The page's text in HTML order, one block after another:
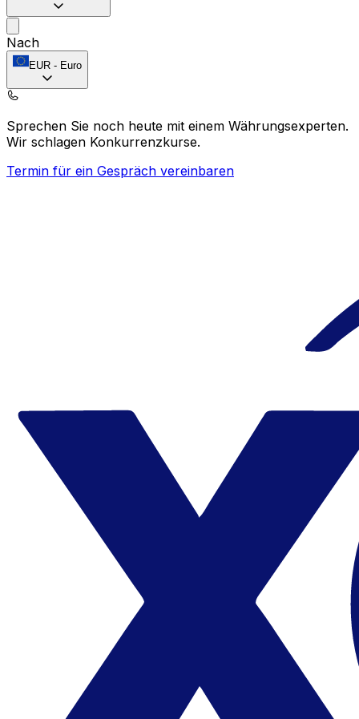
Nach
EUR - Euro
Sprechen Sie noch heute mit einem Währungsexperten.
Wir schlagen Konkurrenzkurse.
Termin für ein Gespräch vereinbaren